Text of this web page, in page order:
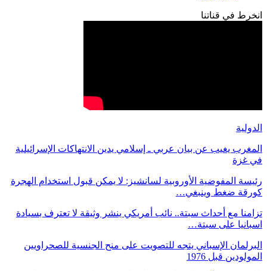
انخرط في قناتنا
الدولية
المغرب يغيب عن بيان عربي ـ إسلامي يدين الانتهاكات الإسرائيلية
في غزة
رئيسة المفوضية الأوروبية لسانشيز: لا يمكن قبول استخدام الهجرة
كورقة ضغط وينبغي…
تزامنا مع أحداث سبتة.. نائب أمريكي ينشر وثيقة لا تعترف بسيادة
اسبانيا على سبتة…
البرلمان الإسباني يتجه للتصويت على منح الجنسية للصحراويين
المولودين قبل 1976